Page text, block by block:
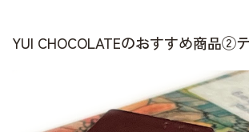
YUI CHOCOLATEのおすすめ商品②